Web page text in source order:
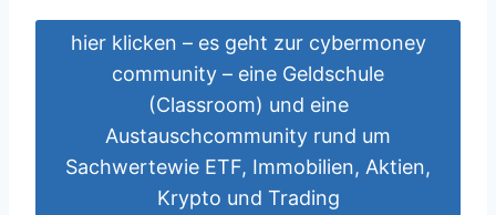
hier klicken – es geht zur cybermoney
community – eine Geldschule
(Classroom) und eine
Austauschcommunity rund um
Sachwertewie ETF, Immobilien, Aktien,
Krypto und Trading